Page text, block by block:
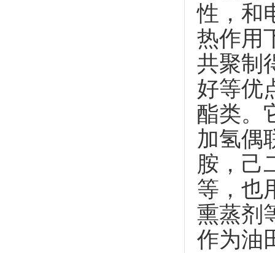
性，和
热作用
共聚制
好等优
酯类。
加氢偶
胺，己
等，也
熏蒸剂
作为油